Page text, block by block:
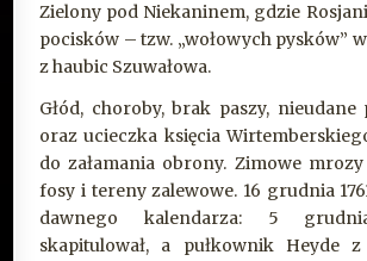
Zielony pod Niekaninem, gdzie
pocisków – tzw. „wołowych pysków”
z haubic Szuwałowa.
Głód, choroby, brak paszy, nieudane
oraz ucieczka księcia
do załamania obrony. Zimowe
fosy i tereny zalewowe. 16 grudnia
dawnego kalendarza: 5
skapitulował, a pułkownik Heyde